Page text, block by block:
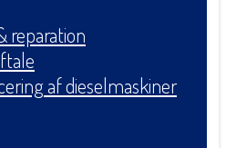
reparation
af dieselmaskiner